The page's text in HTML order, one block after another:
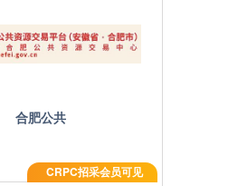
合肥公共
CRPC招采会员可见